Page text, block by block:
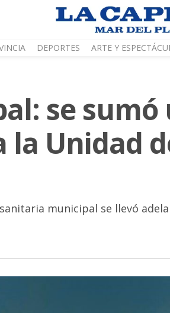
DEPORTES ARTE Y
se sumó
Unidad
municipal se llevó